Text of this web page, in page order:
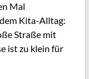
Mal
Kita-Alltag:
Straße mit
ist zu klein für